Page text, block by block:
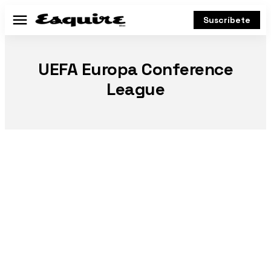
Menú Suscríbete
UEFA Europa Conference
League